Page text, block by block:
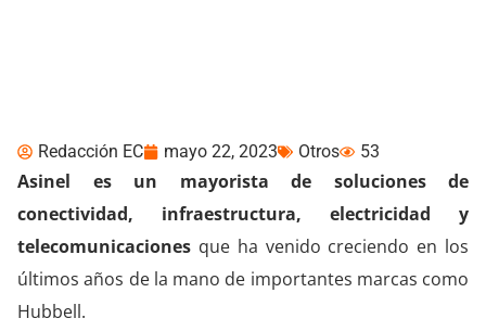
Redacción EC mayo 22, 2023 Otros 53
Asinel es un mayorista de soluciones de
conectividad, infraestructura, electricidad y
telecomunicaciones que ha venido creciendo en los
últimos años de la mano de importantes marcas como
Hubbell.